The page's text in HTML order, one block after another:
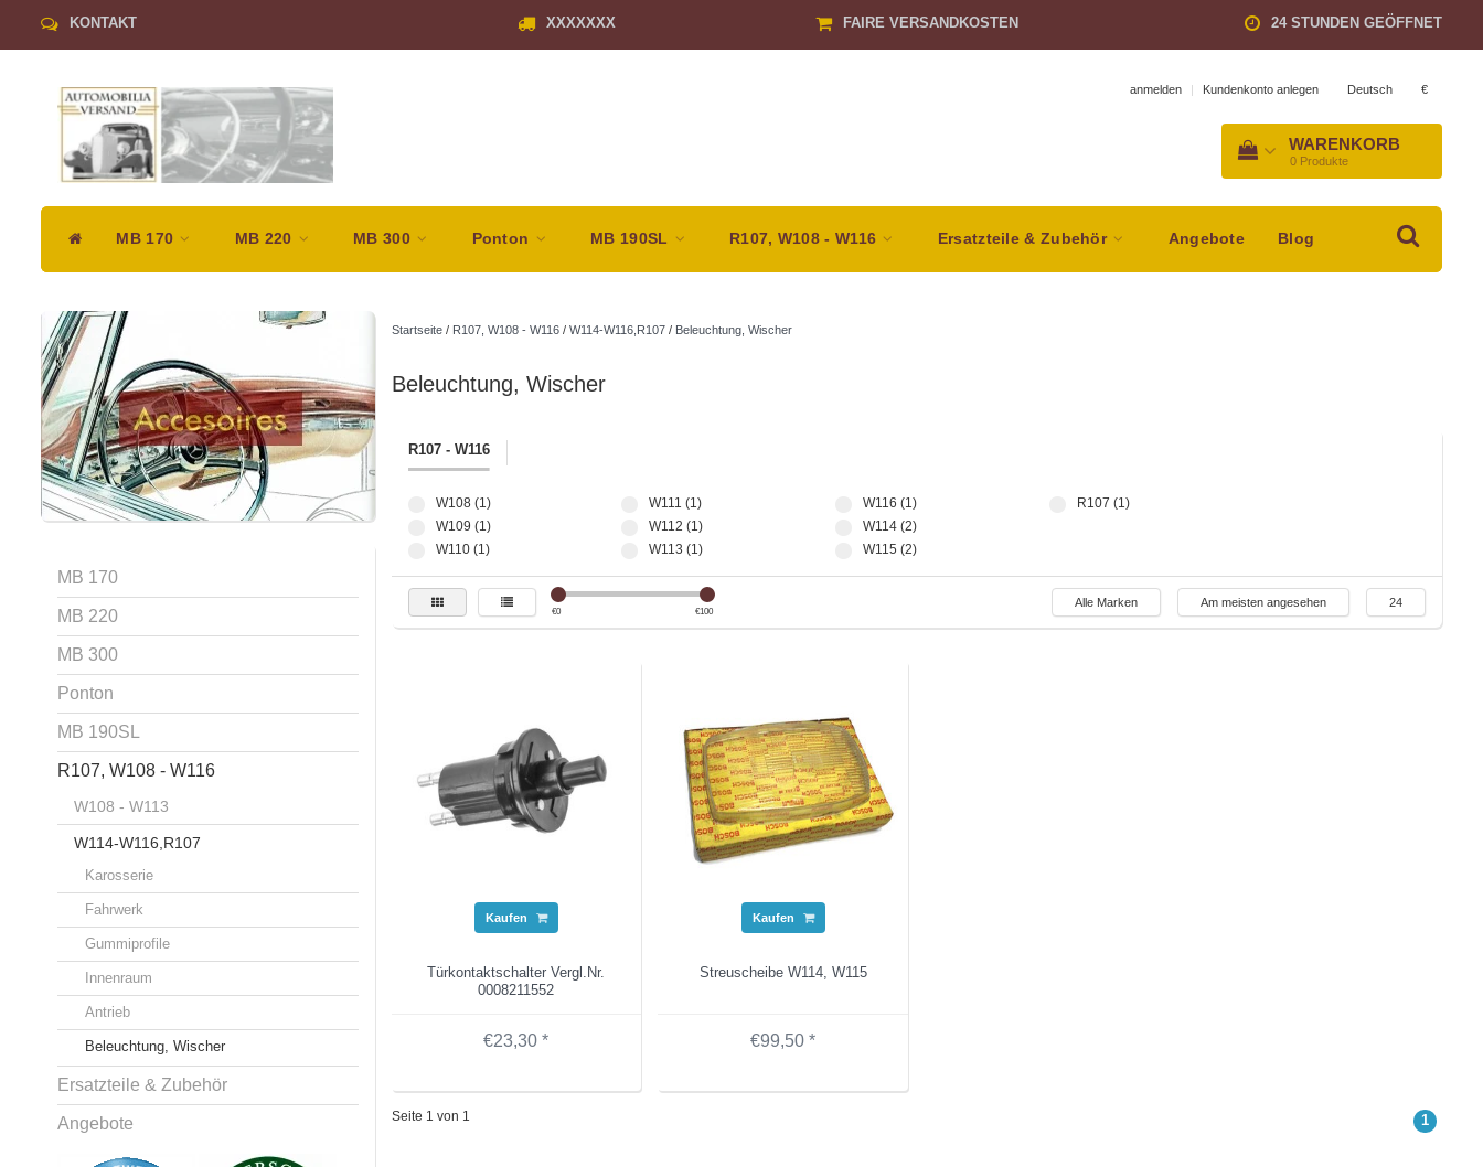
KONTAKT XXXXXXX FAIRE VERSANDKOSTEN 24 STUNDEN GEÖFFNET
anmelden | Kundenkonto anlegen Deutsch €
WARENKORB
0 Produkte
MB 170 MB 220 MB 300 Ponton MB 190SL R107, W108 - W116 Ersatzteile & Zubehör Angebote Blog
MB 170
MB 220
MB 300
Ponton
MB 190SL
R107, W108 - W116
W108 - W113
W114-W116,R107
Karosserie
Fahrwerk
Gummiprofile
Innenraum
Antrieb
Beleuchtung, Wischer
Ersatzteile & Zubehör
Angebote
Startseite/ R107, W108 - W116/ W114-W116,R107/ Beleuchtung, Wischer
Beleuchtung, Wischer
R107 - W116
W108 (1)
W109 (1)
W110 (1)
W111 (1)
W112 (1)
W113 (1)
W116 (1)
W114 (2)
W115 (2)
R107 (1)
€0 €100
Alle Marken Am meisten angesehen 24
Kaufen
Türkontaktschalter Vergl.Nr.
0008211552
€23,30 *
Kaufen
Streuscheibe W114, W115
€99,50 *
Seite 1 von 1 1